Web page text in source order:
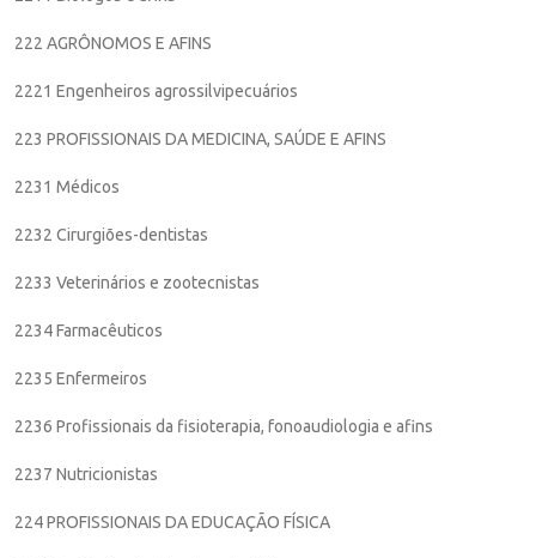
222 AGRÔNOMOS E AFINS
2221 Engenheiros agrossilvipecuários
223 PROFISSIONAIS DA MEDICINA, SAÚDE E AFINS
2231 Médicos
2232 Cirurgiões-dentistas
2233 Veterinários e zootecnistas
2234 Farmacêuticos
2235 Enfermeiros
2236 Profissionais da fisioterapia, fonoaudiologia e afins
2237 Nutricionistas
224 PROFISSIONAIS DA EDUCAÇÃO FÍSICA